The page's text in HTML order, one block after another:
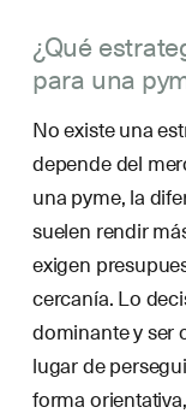
¿Qué
para una
No existe una
depende del
una pyme, la
suelen rendir
exigen
cercanía. Lo
dominante y ser
lugar de
forma